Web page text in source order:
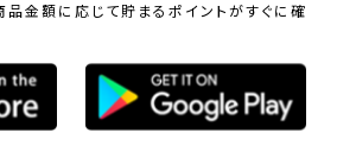
金額に応じて貯まるポイントがすぐに確